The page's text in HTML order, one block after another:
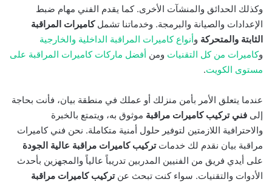
وكذلك الحدائق والمنشآت الأخرى. كما يقدم الفني مهام ضبط
الإعدادات والصيانة والبرمجة. وخدماتنا تشملكاميرات المراقبة
الثابتة والمتحركة وأنواع كاميرات المراقبة الداخلية والخارجية
وكاميرات من كل التقنيات ومن أفضل ماركات كاميرات المراقبة على
مستوى الكويت.
عندما يتعلق الأمر بأمن منزلك أو عملك في منطقة بيان، فأنت بحاجة
إلى فني تركيب كاميرات مراقبة موثوق به، ويتمتع بالخبرة
والاحترافية اللازمتين لتوفير حلول أمنية متكاملة. نحن فني كاميرات
مراقبة بيان نقدم لك خدماتتركيب كاميرات مراقبة عالية الجودة
على أيدي فريق من الفنيين المدربين تدريباً عالياً والمجهزين بأحدث
الأدوات والتقنيات. سواء كنت تبحث عنتركيب كاميرات مراقبة